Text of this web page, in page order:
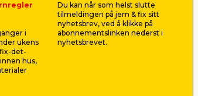
& sanitærsilikon
3 x 300 ml
inne og ute. Klar. 3-pk
290 ml i hver.
Pattex
i
ukens
det-
hus,
Du kan når som helst slutte
tilmeldingen på jem & fix sitt
nyhetsbrev, ved å klikke på
abonnementslinken nederst i
nyhetsbrevet.